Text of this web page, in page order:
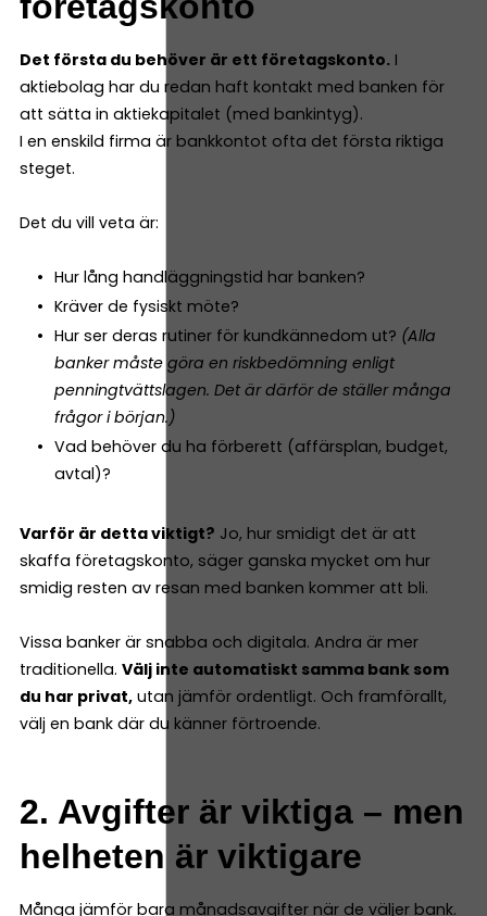
Det första du behöver är ett företagskonto. I
aktiebolag har du redan haft kontakt med banken för
att sätta in aktiekapitalet (med bankintyg).
I en enskild firma är bankkontot ofta det första riktiga
steget.
Det du vill veta är:
Hur lång handläggningstid har banken?
Kräver de fysiskt möte?
Hur ser deras rutiner för kundkännedom ut? (Alla
banker måste göra en riskbedömning enligt
penningtvättslagen. Det är därför de ställer många
frågor i början.)
Vad behöver du ha förberett (affärsplan, budget,
avtal)?
Varför är detta viktigt? Jo, hur smidigt det är att
skaffa företagskonto, säger ganska mycket om hur
smidig resten av resan med banken kommer att bli.
Vissa banker är snabba och digitala. Andra är mer
traditionella. Välj inte automatiskt samma bank som
du har privat, utan jämför ordentligt. Och framförallt,
välj en bank där du känner förtroende.
2. Avgifter är viktiga – men
helheten är viktigare
Många jämför bara månadsavgifter när de väljer bank.